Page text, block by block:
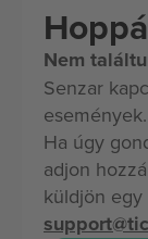
Nem
Senzar
események.
Ha úgy
adjon
küldjön